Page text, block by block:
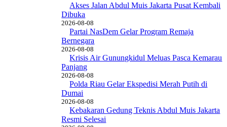
Akses Jalan Abdul Muis Jakarta Pusat Kembali
Dibuka
2026-08-08
Partai NasDem Gelar Program Remaja
Bernegara
2026-08-08
Krisis Air Gunungkidul Meluas Pasca Kemarau
Panjang
2026-08-08
Polda Riau Gelar Ekspedisi Merah Putih di
Dumai
2026-08-08
Kebakaran Gedung Teknis Abdul Muis Jakarta
Resmi Selesai